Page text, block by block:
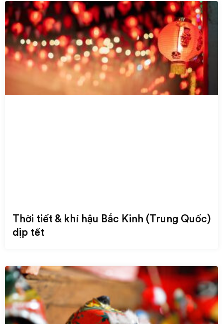
Thời tiết & khí hậu Bắc Kinh (Trung Quốc)
dịp tết